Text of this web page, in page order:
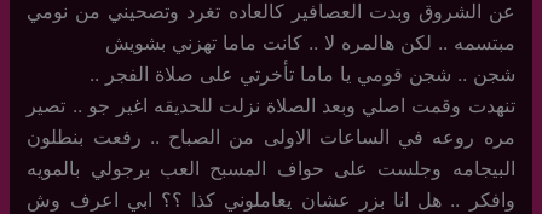
عن الشروق وبدت العصافير كالعاده تغرد وتصحيني من نومي
مبتسمه .. لكن هالمره لا .. كانت ماما تهزني بشويش
شجن .. شجن قومي يا ماما تأخرتي على صلاة الفجر ..
تنهدت وقمت اصلي وبعد الصلاة نزلت للحديقه اغير جو .. تصير
مره روعه في الساعات الاولى من الصباح .. رفعت بنطلون
البيجامه وجلست على حواف المسبح العب برجولي بالمويه
وافكر .. هل انا بزر عشان يعاملوني كذا ؟؟ ابي اعرف وش